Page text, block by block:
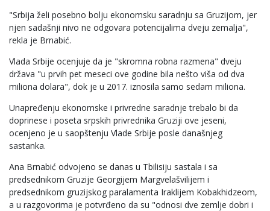
"Srbija želi posebno bolju ekonomsku saradnju sa Gruzijom, jer
njen sadašnji nivo ne odgovara potencijalima dveju zemalja",
rekla je Brnabić.
Vlada Srbije ocenjuje da je "skromna robna razmena" dveju
država "u prvih pet meseci ove godine bila nešto viša od dva
miliona dolara", dok je u 2017. iznosila samo sedam miliona.
Unapređenju ekonomske i privredne saradnje trebalo bi da
doprinese i poseta srpskih privrednika Gruziji ove jeseni,
ocenjeno je u saopštenju Vlade Srbije posle današnjeg
sastanka.
Ana Brnabić odvojeno se danas u Tbilisiju sastala i sa
predsednikom Gruzije Georgijem Margvelašvilijem i
predsednikom gruzijskog paralamenta Iraklijem Kobakhidzeom,
a u razgovorima je potvrđeno da su "odnosi dve zemlje dobri i